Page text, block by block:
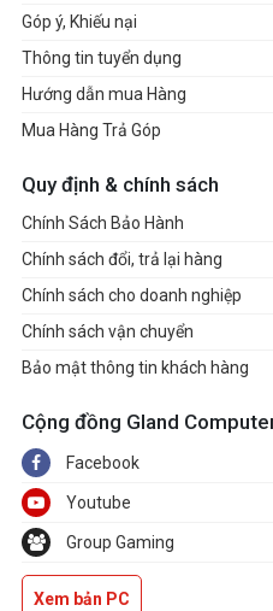
refer
visit
https://
Onboard
Graphics
Góp ý, Khiếu nại
Thông tin tuyển dụng
Hướng dẫn mua Hàng
Mua Hàng Trả Góp
Quy định & chính sách
Chính Sách Bảo Hành
Chính sách đổi, trả lại hàng
Chính sách cho doanh nghiệp
Chính sách vận chuyển
Bảo mật thông tin khách hàng
Cộng đồng Gland
Facebook
Youtube
Group Gaming
Xem bản PC